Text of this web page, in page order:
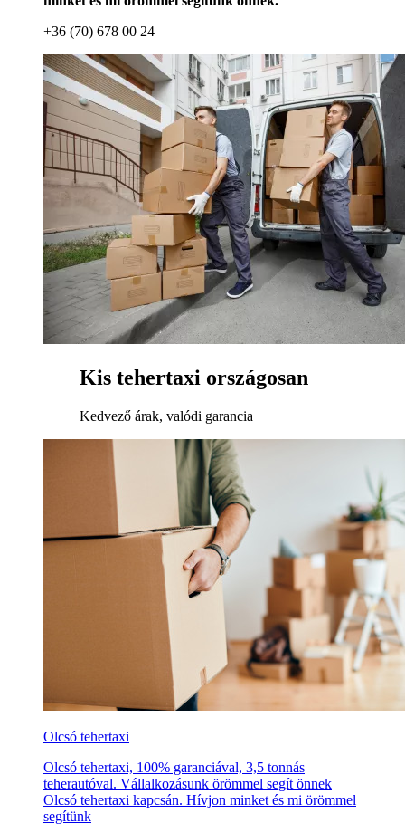
+36 (70) 678 00 24
Kis tehertaxi országosan
Kedvező árak, valódi garancia
Olcsó tehertaxi
Olcsó tehertaxi, 100% garanciával, 3,5 tonnás
teherautóval. Vállalkozásunk örömmel segít önnek
Olcsó tehertaxi kapcsán. Hívjon minket és mi örömmel
segítünk